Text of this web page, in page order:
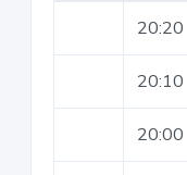
20:20
20:10
20:00